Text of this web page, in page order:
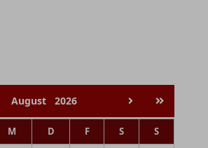
August 2026
M D F S
S